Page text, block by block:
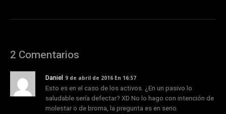
2 Comentarios
Daniel 9 de abril de 2016 En 16:57
Esto es en el caso de los activos. ¿En un pasivo lo
saludable sería defectar? XD No lo hago con intención de
molestar o de broma, la pregunta es en serio.